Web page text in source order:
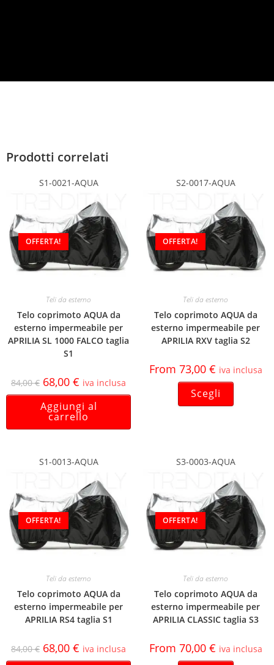
Prodotti correlati
S1-0021-AQUA
OFFERTA!
Teli da esterno
Telo coprimoto AQUA da
esterno impermeabile per
APRILIA SL 1000 FALCO taglia
S1
84,00€ 68,00 € iva inclusa
Aggiungi al
carrello
S2-0017-AQUA
OFFERTA!
Teli da esterno
Telo coprimoto AQUA da
esterno impermeabile per
APRILIA RXV taglia S2
From 73,00 € iva inclusa
Scegli
S1-0013-AQUA
OFFERTA!
Teli da esterno
Telo coprimoto AQUA da
esterno impermeabile per
APRILIA RS4 taglia S1
84,00€ 68,00 € iva inclusa
S3-0003-AQUA
OFFERTA!
Teli da esterno
Telo coprimoto AQUA da
esterno impermeabile per
APRILIA CLASSIC taglia S3
From 70,00 € iva inclusa